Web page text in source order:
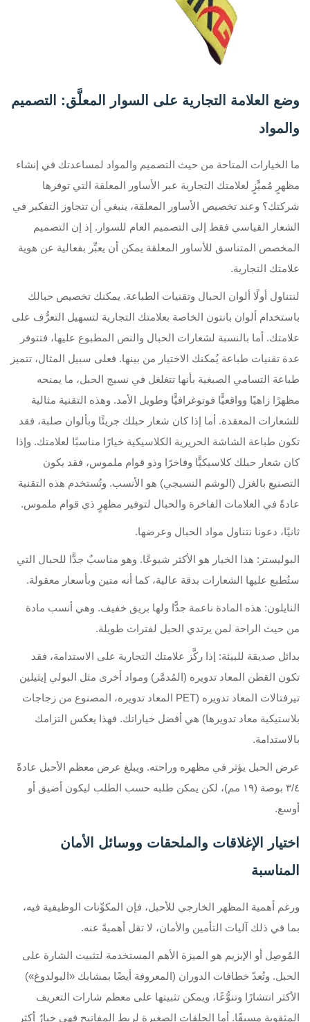
وضع العلامة التجارية على السوار المعلَّق: التصميم
والمواد
ما الخيارات المتاحة من حيث التصميم والمواد لمساعدتك في إنشاء
مظهرٍ مُميَّزٍ لعلامتك التجارية عبر الأساور المعلقة التي توفرها
شركتك؟ وعند تخصيص الأساور المعلقة، ينبغي أن تتجاوز التفكير في
الشعار القياسي فقط إلى التصميم العام للسوار. إذ إن التصميم
المخصص المتناسق للأساور المعلقة يمكن أن يعبِّر بفعالية عن هوية
علامتك التجارية.
لنتناول أولًا ألوان الحبال وتقنيات الطباعة. يمكنك تخصيص حبالك
باستخدام ألوان بانتون الخاصة بعلامتك التجارية لتسهيل التعرُّف على
علامتك. أما بالنسبة لشعارات الحبال والنص المطبوع عليها، فتتوفر
عدة تقنيات طباعة يُمكنك الاختيار من بينها. فعلى سبيل المثال، تتميز
طباعة التسامي الصبغية بأنها تتغلغل في نسيج الحبل، ما يمنحه
مظهرًا زاهيًا وواقعيًّا فوتوغرافيًّا وطويل الأمد. وهذه التقنية مثالية
للشعارات المعقدة. أما إذا كان شعار حبلك جريئًا وبألوان صلبة، فقد
تكون طباعة الشاشة الحريرية الكلاسيكية خيارًا مناسبًا لعلامتك. وإذا
كان شعار حبلك كلاسيكيًّا وفاخرًا وذو قوام ملموس، فقد يكون
التصنيع بالغزل (الوشم النسيجي) هو الأنسب. وتُستخدم هذه التقنية
عادةً في العلامات الفاخرة والحبال لتوفير مظهرٍ ذي قوام ملموس.
ثانيًا، دعونا نتناول مواد الحبال وعرضها.
البوليستر: هذا الخيار هو الأكثر شيوعًا. وهو مناسبٌ جدًّا للحبال التي
ستُطبع عليها الشعارات بدقة عالية، كما أنه متين وبأسعار معقولة.
النايلون: هذه المادة ناعمة جدًّا ولها بريق خفيف. وهي أنسب مادة
من حيث الراحة لمن يرتدي الحبل لفترات طويلة.
بدائل صديقة للبيئة: إذا ركَّز علامتك التجارية على الاستدامة، فقد
تكون القطن المعاد تدويره (المُدمَّر) ومواد أخرى مثل البولي إيثيلين
تيرفتالات المعاد تدويره (PET المعاد تدويره، المصنوع من زجاجات
بلاستيكية معاد تدويرها) هي أفضل خياراتك. فهذا يعكس التزامك
بالاستدامة.
عرض الحبل يؤثر في مظهره وراحته. ويبلغ عرض معظم الأحبل عادةً
٣/٤ بوصة (١٩ مم)، لكن يمكن طلبه حسب الطلب ليكون أضيق أو
أوسع.
اختيار الإغلاقات والملحقات ووسائل الأمان
المناسبة
ورغم أهمية المظهر الخارجي للأحبل، فإن المكوِّنات الوظيفية فيه،
بما في ذلك آليات التأمين والأمان، لا تقل أهميةً عنه.
المُوصِل أو الإبزيم هو الميزة الأهم المستخدمة لتثبيت الشارة على
الحبل. وتُعدّ خطافات الدوران (المعروفة أيضًا بمشابك «البولدوغ»)
الأكثر انتشارًا وتنوُّعًا، ويمكن تثبيتها على معظم شارات التعريف
المثقوبة مسبقًا. أما الحلقات الصغيرة لربط المفاتيح فهي خيارٌ أكثر